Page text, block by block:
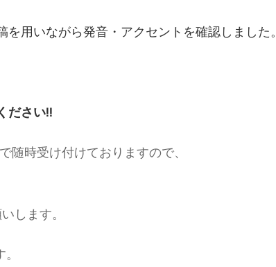
用いながら発音・アクセントを確認しました。
ださい!!
随時受け付けておりますので、
します。